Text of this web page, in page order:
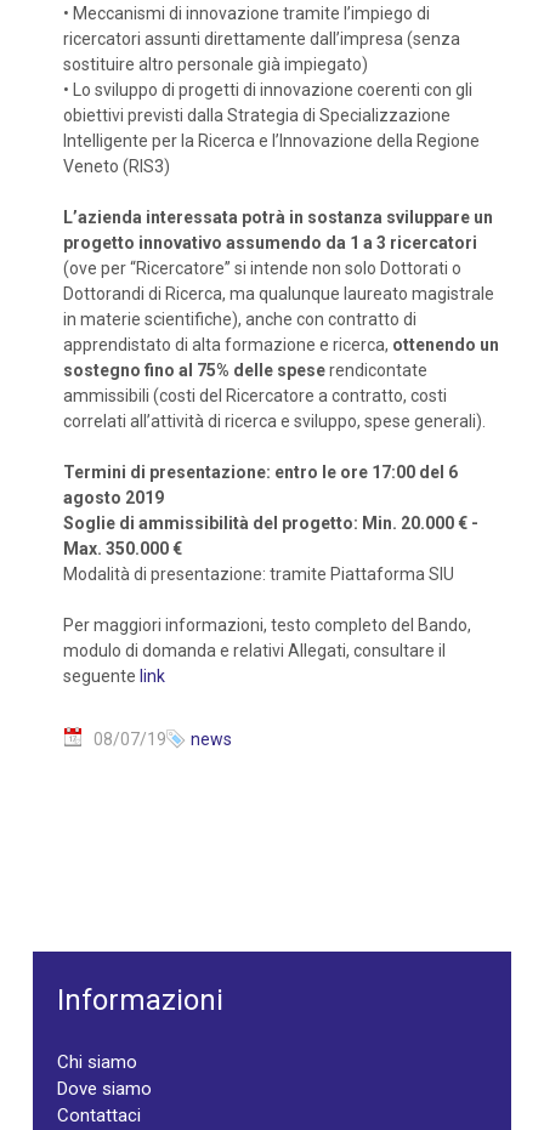
• Meccanismi di innovazione tramite l’impiego di
ricercatori assunti direttamente dall’impresa (senza
sostituire altro personale già impiegato)
• Lo sviluppo di progetti di innovazione coerenti con gli
obiettivi previsti dalla Strategia di Specializzazione
Intelligente per la Ricerca e l’Innovazione della Regione
Veneto (RIS3)
L’azienda interessata potrà in sostanza sviluppare un
progetto innovativo assumendo da 1 a 3 ricercatori
(ove per “Ricercatore” si intende non solo Dottorati o
Dottorandi di Ricerca, ma qualunque laureato magistrale
in materie scientifiche), anche con contratto di
apprendistato di alta formazione e ricerca, ottenendo un
sostegno fino al 75% delle speserendicontate
ammissibili (costi del Ricercatore a contratto, costi
correlati all’attività di ricerca e sviluppo, spese generali).
Termini di presentazione: entro le ore 17:00 del 6
agosto 2019
Soglie di ammissibilità del progetto: Min. 20.000 € -
Max. 350.000 €
Modalità di presentazione: tramite Piattaforma SIU
Per maggiori informazioni, testo completo del Bando,
modulo di domanda e relativi Allegati, consultare il
seguente link
08/07/19 news
Informazioni
Chi siamo
Dove siamo
Contattaci